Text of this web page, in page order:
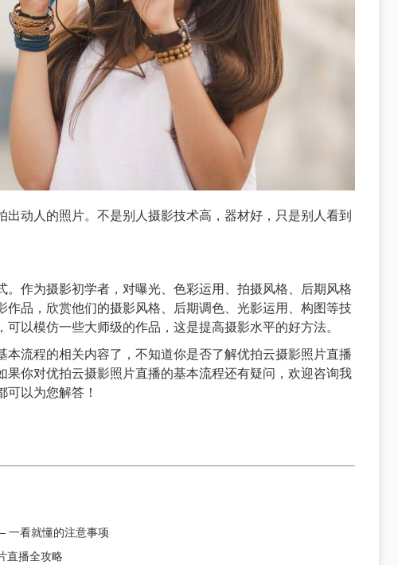
动人的照片。不是别人摄影技术高，器材好，只是别人看到
作为摄影初学者，对曝光、色彩运用、拍摄风格、后期风格
作品，欣赏他们的摄影风格、后期调色、光影运用、构图等技
以模仿一些大师级的作品，这是提高摄影水平的好方法。
本流程的相关内容了，不知道你是否了解优拍云摄影照片直播
果你对优拍云摄影照片直播的基本流程还有疑问，欢迎咨询我
以为您解答！
一看就懂的注意事项
直播全攻略